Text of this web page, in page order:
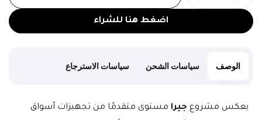
اضغط هنا للشراء
الوصف سياسات الشحن سياسات الاسترجاع
يعكس مشروع جيرا